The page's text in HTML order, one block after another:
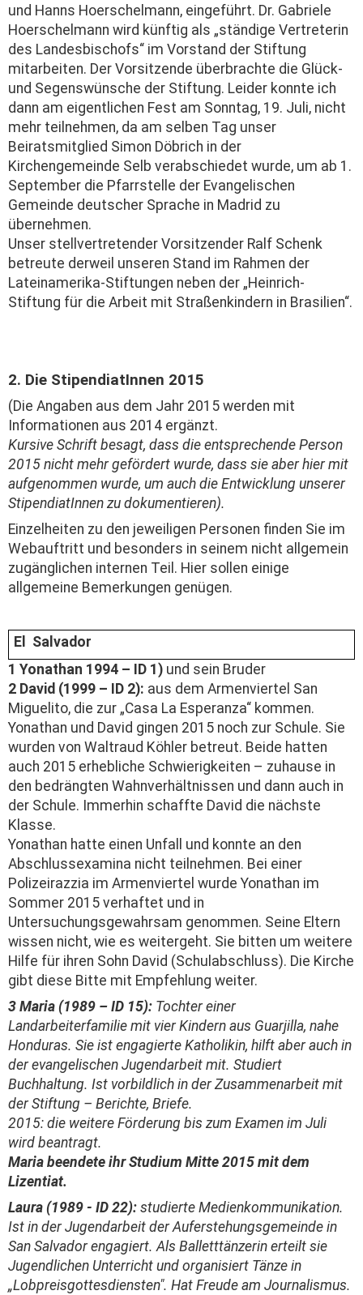
und Hanns Hoerschelmann, eingeführt. Dr. Gabriele
Hoerschelmann wird künftig als „ständige Vertreterin
des Landesbischofs“ im Vorstand der Stiftung
mitarbeiten. Der Vorsitzende überbrachte die Glück-
und Segenswünsche der Stiftung. Leider konnte ich
dann am eigentlichen Fest am Sonntag, 19. Juli, nicht
mehr teilnehmen, da am selben Tag unser
Beiratsmitglied Simon Döbrich in der
Kirchengemeinde Selb verabschiedet wurde, um ab 1.
September die Pfarrstelle der Evangelischen
Gemeinde deutscher Sprache in Madrid zu
übernehmen.
Unser stellvertretender Vorsitzender Ralf Schenk
betreute derweil unseren Stand im Rahmen der
Lateinamerika-Stiftungen neben der „Heinrich-
Stiftung für die Arbeit mit Straßenkindern in Brasilien“.
2. Die StipendiatInnen 2015
(Die Angaben aus dem Jahr 2015 werden mit
Informationen aus 2014 ergänzt.
Kursive Schrift besagt, dass die entsprechende Person
2015 nicht mehr gefördert wurde, dass sie aber hier mit
aufgenommen wurde, um auch die Entwicklung unserer
StipendiatInnen zu dokumentieren).
Einzelheiten zu den jeweiligen Personen finden Sie im
Webauftritt und besonders in seinem nicht allgemein
zugänglichen internen Teil. Hier sollen einige
allgemeine Bemerkungen genügen.
El Salvador
1 Yonathan 1994 – ID 1) und sein Bruder
2 David (1999 – ID 2): aus dem Armenviertel San
Miguelito, die zur „Casa La Esperanza“ kommen.
Yonathan und David gingen 2015 noch zur Schule. Sie
wurden von Waltraud Köhler betreut. Beide hatten
auch 2015 erhebliche Schwierigkeiten – zuhause in
den bedrängten Wahnverhältnissen und dann auch in
der Schule. Immerhin schaffte David die nächste
Klasse.
Yonathan hatte einen Unfall und konnte an den
Abschlussexamina nicht teilnehmen. Bei einer
Polizeirazzia im Armenviertel wurde Yonathan im
Sommer 2015 verhaftet und in
Untersuchungsgewahrsam genommen. Seine Eltern
wissen nicht, wie es weitergeht. Sie bitten um weitere
Hilfe für ihren Sohn David (Schulabschluss). Die Kirche
gibt diese Bitte mit Empfehlung weiter.
3 Maria (1989 – ID 15): Tochter einer
Landarbeiterfamilie mit vier Kindern aus Guarjilla, nahe
Honduras. Sie ist engagierte Katholikin, hilft aber auch in
der evangelischen Jugendarbeit mit. Studiert
Buchhaltung. Ist vorbildlich in der Zusammenarbeit mit
der Stiftung – Berichte, Briefe.
2015: die weitere Förderung bis zum Examen im Juli
wird beantragt.
Maria beendete ihr Studium Mitte 2015 mit dem
Lizentiat.
Laura (1989 - ID 22): studierte Medienkommunikation.
Ist in der Jugendarbeit der Auferstehungsgemeinde in
San Salvador engagiert. Als Balletttänzerin erteilt sie
Jugendlichen Unterricht und organisiert Tänze in
„Lobpreisgottesdiensten". Hat Freude am Journalismus.